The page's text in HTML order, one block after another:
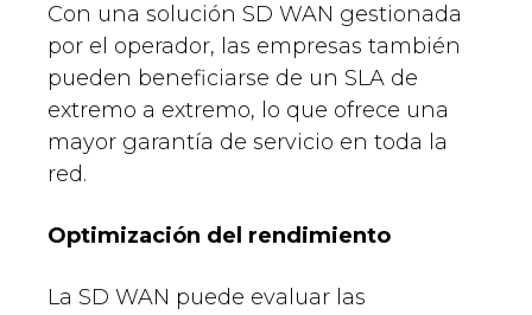
Con una solución SD WAN gestionada
por el operador, las empresas también
pueden beneficiarse de un SLA de
extremo a extremo, lo que ofrece una
mayor garantía de servicio en toda la
red.
Optimización del rendimiento
La SD WAN puede evaluar las